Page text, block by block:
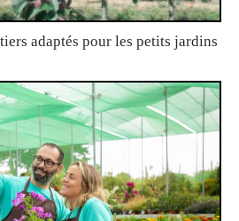
adaptés pour les petits jardins